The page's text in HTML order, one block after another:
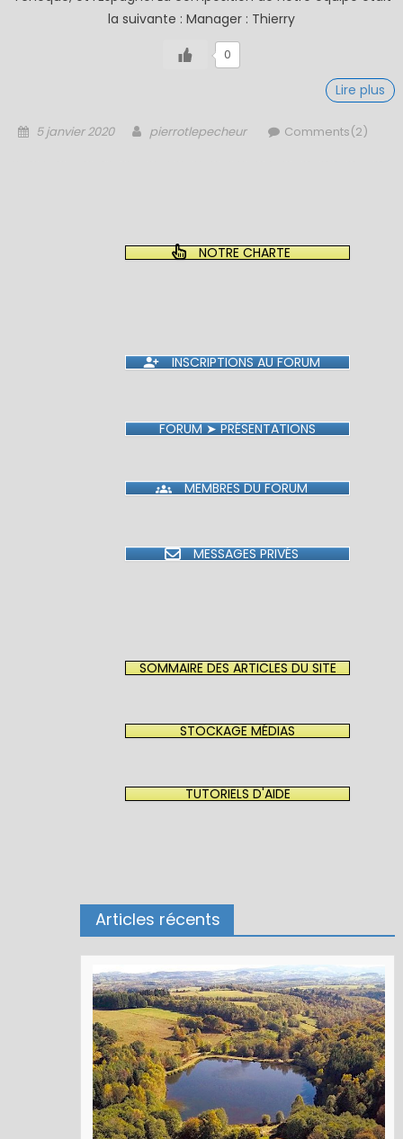
la suivante : Manager : Thierry
0
Lire plus
Posted
5 janvier 2020 Author
pierrotlepecheur Comments(2)
NOTRE CHARTE
INSCRIPTIONS AU FORUM
FORUM ➤ PRÉSENTATIONS
MEMBRES DU FORUM
MESSAGES PRIVÉS
SOMMAIRE DES ARTICLES DU SITE
STOCKAGE MÉDIAS
TUTORIELS D'AIDE
Articles récents